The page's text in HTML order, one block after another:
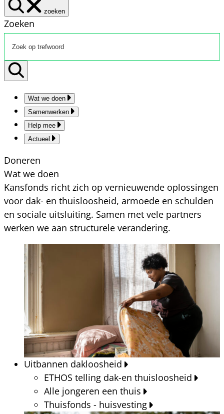
zoeken
Zoeken
Wat we doen
Samenwerken
Help mee
Actueel
Doneren
Wat we doen
Kansfonds richt zich op vernieuwende oplossingen
voor dak- en thuisloosheid, armoede en schulden
en sociale uitsluiting. Samen met vele partners
werken we aan structurele verandering.
Uitbannen dakloosheid
ETHOS telling dak-en thuisloosheid
Alle jongeren een thuis
Thuisfonds - huisvesting